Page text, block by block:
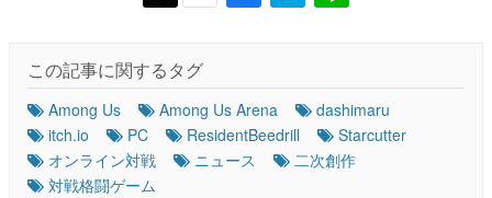
この記事に関するタグ
Among Us Among Us Arena
dashimaru
itch.io
PC ResidentBeedrill
Starcutter
オンライン対戦
ニュース
二次創作
対戦格闘ゲーム